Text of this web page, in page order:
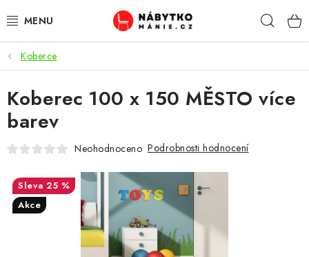
na
OBÝVACÍ POKOJ
KUCHYŇ A JÍDELNA
LOŽNICE
KANCELÁŘ / PRACOVNA
Koberce
Koberec 100 x 150 MĚSTO více
barev
Neohodnoceno Podrobnosti hodnocení
25 %
Akce